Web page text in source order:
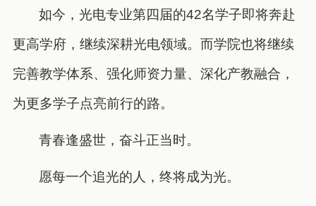
如今，光电专业第四届的42名学子即将奔赴
更高学府，继续深耕光电领域。而学院也将继续
完善教学体系、强化师资力量、深化产教融合，
为更多学子点亮前行的路。
青春逢盛世，奋斗正当时。
愿每一个追光的人，终将成为光。